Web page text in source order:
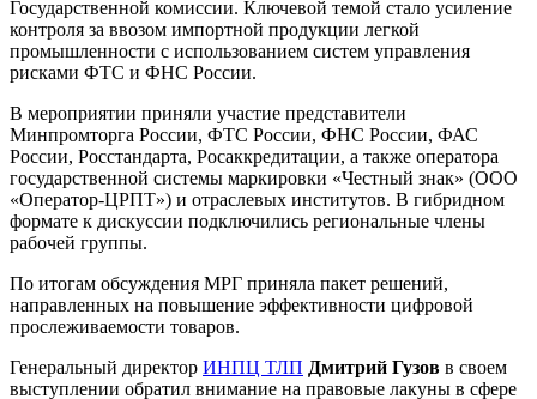
Государственной комиссии. Ключевой темой стало усиление
контроля за ввозом импортной продукции легкой
промышленности с использованием систем управления
рисками ФТС и ФНС России.
В мероприятии приняли участие представители
Минпромторга России, ФТС России, ФНС России, ФАС
России, Росстандарта, Росаккредитации, а также оператора
государственной системы маркировки «Честный знак» (ООО
«Оператор-ЦРПТ») и отраслевых институтов. В гибридном
формате к дискуссии подключились региональные члены
рабочей группы.
По итогам обсуждения МРГ приняла пакет решений,
направленных на повышение эффективности цифровой
прослеживаемости товаров.
Генеральный директор ИНПЦ ТЛП Дмитрий Гузов в своем
выступлении обратил внимание на правовые лакуны в сфере